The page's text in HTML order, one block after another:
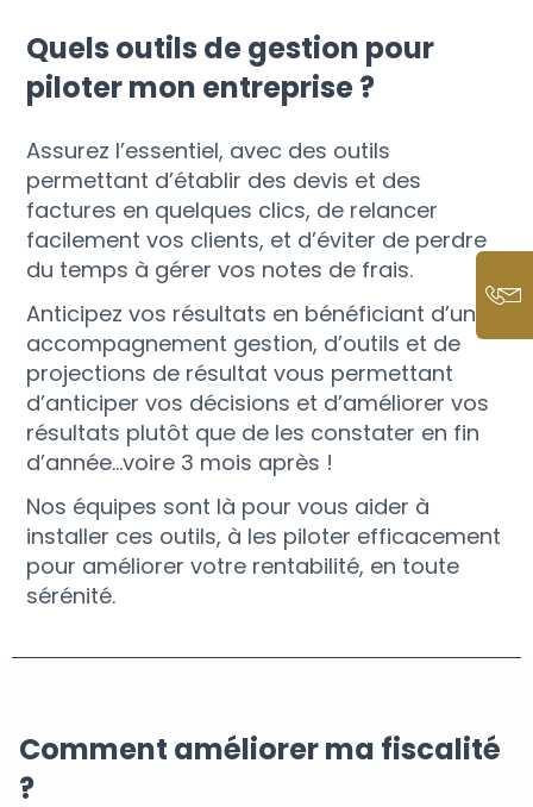
Quels outils de gestion pour
piloter mon entreprise ?
Assurez l’essentiel, avec des outils
permettant d’établir des devis et des
factures en quelques clics, de relancer
facilement vos clients, et d’éviter de perdre
du temps à gérer vos notes de frais.
Anticipez vos résultats en bénéficiant d’un
accompagnement gestion, d’outils et de
projections de résultat vous permettant
d’anticiper vos décisions et d’améliorer vos
résultats plutôt que de les constater en fin
d’année…voire 3 mois après !
Nos équipes sont là pour vous aider à
installer ces outils, à les piloter efficacement
pour améliorer votre rentabilité, en toute
sérénité.
Comment améliorer ma fiscalité
?